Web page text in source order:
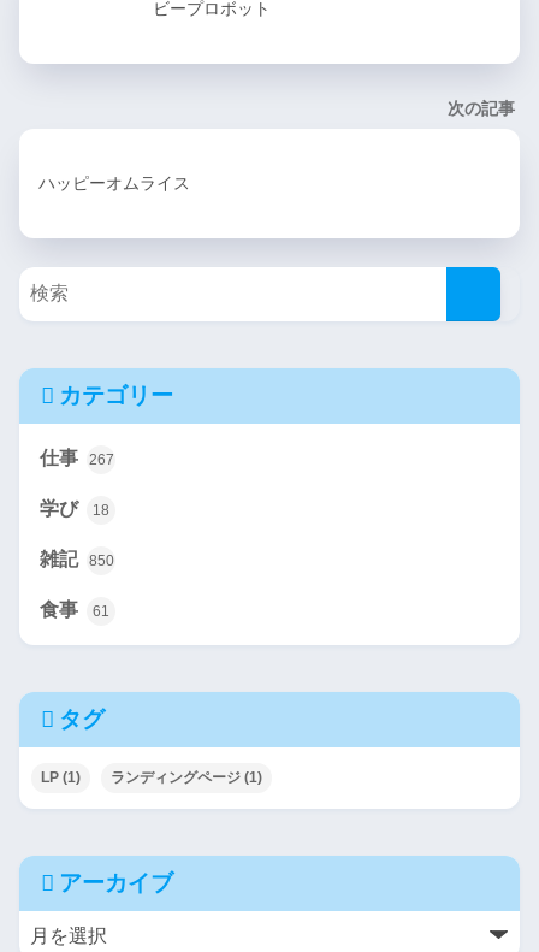
ビープロボット
次の記事
ハッピーオムライス
カテゴリー
仕事 267
学び 18
雑記 850
食事 61
タグ
LP (1) ランディングページ (1)
アーカイブ